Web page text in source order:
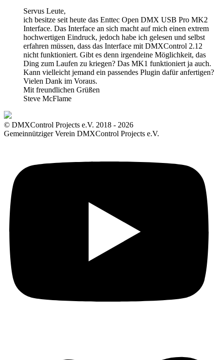
Servus Leute,
ich besitze seit heute das Enttec Open DMX USB Pro MK2
Interface. Das Interface an sich macht auf mich einen extrem
hochwertigen Eindruck, jedoch habe ich gelesen und selbst
erfahren müssen, dass das Interface mit DMXControl 2.12
nicht funktioniert. Gibt es denn irgendeine Möglichkeit, das
Ding zum Laufen zu kriegen? Das MK1 funktioniert ja auch.
Kann vielleicht jemand ein passendes Plugin dafür anfertigen?
Vielen Dank im Voraus.
Mit freundlichen Grüßen
Steve McFlame
© DMXControl Projects e.V. 2018 - 2026
Gemeinnütziger Verein DMXControl Projects e.V.